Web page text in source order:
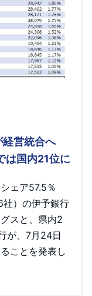
経営統合へ
は国内21位に
ェア57.5％
社）の伊予銀行
スと、県内2
が、7月24日
ことを発表し